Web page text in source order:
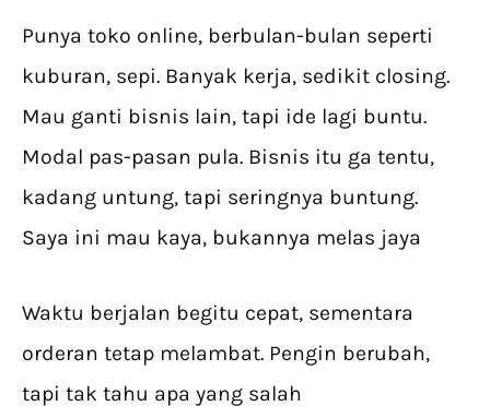
Punya toko online, berbulan-bulan seperti
kuburan, sepi. Banyak kerja, sedikit closing.
Mau ganti bisnis lain, tapi ide lagi buntu.
Modal pas-pasan pula. Bisnis itu ga tentu,
kadang untung, tapi seringnya buntung.
Saya ini mau kaya, bukannya melas jaya
Waktu berjalan begitu cepat, sementara
orderan tetap melambat. Pengin berubah,
tapi tak tahu apa yang salah